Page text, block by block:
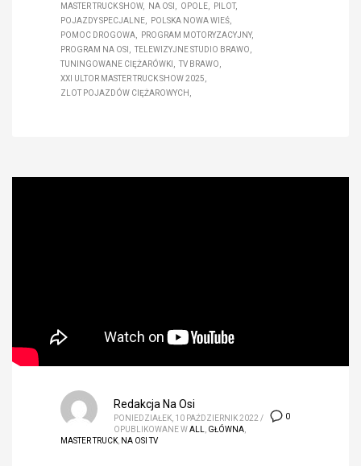
MASTER TRUCK SHOW
NA OSI OPOLE
PILOT
POJAZDY SPECJALNE
POLSKA NOWA WIEŚ
POMOC DROGOWA
PROGRAM MOTORYZACYJNY
PROGRAM NA OSI
TELEWIZYJNE STUDIO BRAWO
TUNINGOWANE CIĘŻARÓWKI
TV BRAWO
XXI ULTOR MASTER TRUCK SHOW 2025
ZLOT POJAZDÓW CIĘŻAROWYCH
0
Redakcja Na Osi
PONIEDZIAŁEK, 10 PAŹDZIERNIK 2022 /
OPUBLIKOWANE WALL GŁÓWNA
MASTER TRUCK NA OSI TV